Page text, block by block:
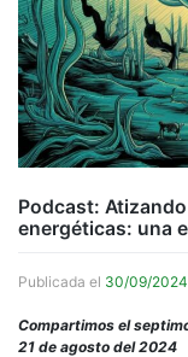
Podcast:
energéticas: una
Publicada el 30/09/2024
Compartimos el
21 de agosto del 2024